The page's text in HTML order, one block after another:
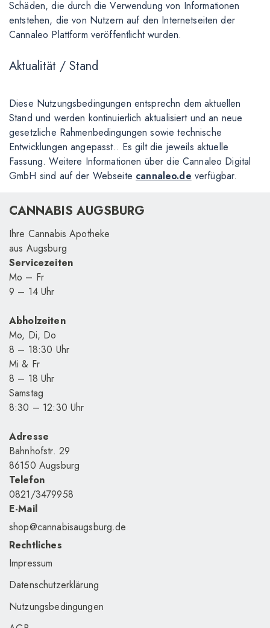
Schäden, die durch die Verwendung von Informationen
entstehen, die von Nutzern auf den Internetseiten der
Cannaleo Plattform veröffentlicht wurden.
Aktualität / Stand
Diese Nutzungsbedingungen entsprechn dem aktuellen
Stand und werden kontinuierlich aktualisiert und an neue
gesetzliche Rahmenbedingungen sowie technische
Entwicklungen angepasst.. Es gilt die jeweils aktuelle
Fassung. Weitere Informationen über die Cannaleo Digital
GmbH sind auf der Webseite cannaleo.de verfügbar.
CANNABIS AUGSBURG
Ihre Cannabis Apotheke
aus Augsburg
Servicezeiten
Mo – Fr
9 – 14 Uhr
Abholzeiten
Mo, Di, Do
8 – 18:30 Uhr
Mi & Fr
8 – 18 Uhr
Samstag
8:30 – 12:30 Uhr
Adresse
Bahnhofstr. 29
86150 Augsburg
Telefon
0821/3479958
E-Mail
shop@cannabisaugsburg.de
Rechtliches
Impressum
Datenschutzerklärung
Nutzungsbedingungen